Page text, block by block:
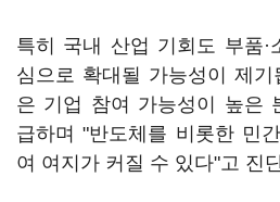
특히 국내 산업 기회도 부품·
심으로 확대될 가능성이 제
은 기업 참여 가능성이 높은
급하며 "반도체를 비롯한 민
여 여지가 커질 수 있다"고 진